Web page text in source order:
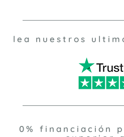
lea nuestros
0% financiación